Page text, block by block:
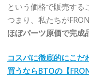
という価格で販売する
つまり、私たちが
ほぼパーツ原価で完成
コスパに徹底的にこだ
買うならBTOの【